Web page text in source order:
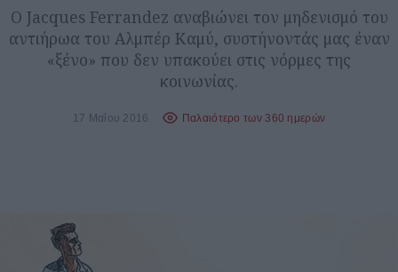
Ο Jacques Ferrandez αναβιώνει τον μηδενισμό του
αντιήρωα του Αλμπέρ Καμύ, συστήνοντάς μας έναν
«ξένο» που δεν υπακούει στις νόρμες της
κοινωνίας.
17 Μαΐου 2016 Παλαιότερο των 360 ημερών